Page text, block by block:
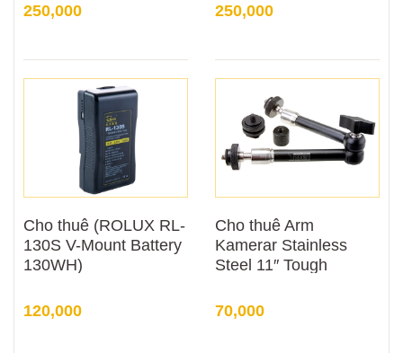
250,000
250,000
Cho thuê (ROLUX RL-
130S V-Mount Battery
130WH)
120,000
Cho thuê Arm
Kamerar Stainless
Steel 11″ Tough
70,000